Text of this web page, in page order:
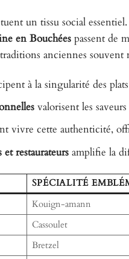
un tissu social
en Bouchées passent de
anciennes
à la singularité des
valorisent les
vivre cette authenticité,
restaurateurs amplifie la
SPÉCIALITÉ
Kouign-amann
Cassoulet
Bretzel